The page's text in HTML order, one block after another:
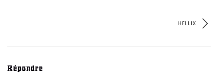
HELLIX
Répondre